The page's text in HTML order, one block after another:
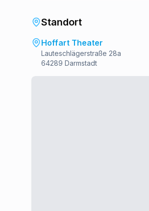
Standort
Hoffart Theater
Lauteschlägerstraße 28a
64289 Darmstadt